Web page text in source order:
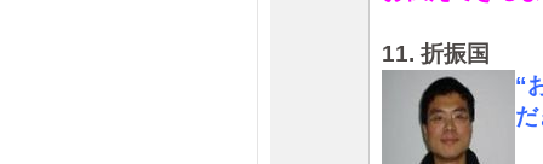
11. 折振国
“